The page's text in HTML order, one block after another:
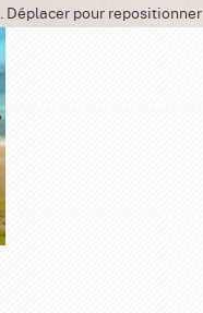
Déplacer pour repositionner